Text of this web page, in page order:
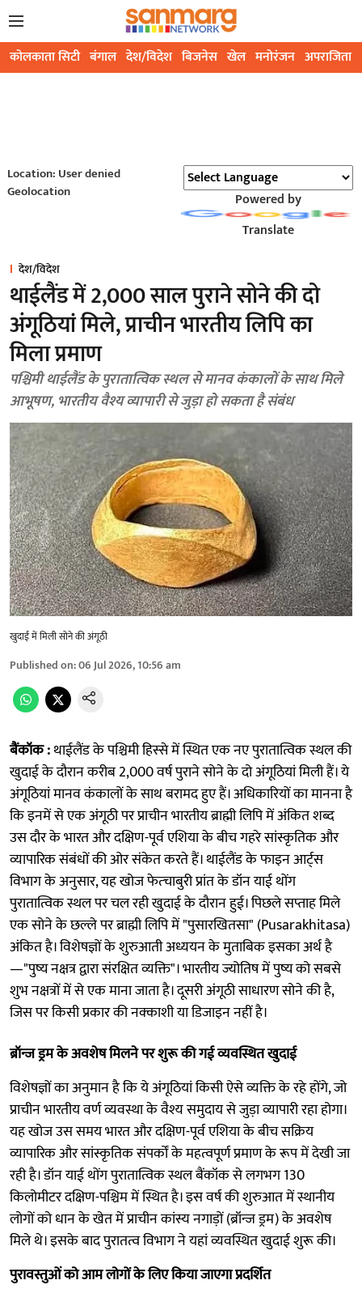
कोलकाता सिटी बंगाल देश/विदेश बिजनेस खेल मनोरंजन अपराजिता
Location: User denied
Geolocation
Powered by
Translate
देश/विदेश
थाईलैंड में 2,000 साल पुराने सोने की दो
अंगूठियां मिले, प्राचीन भारतीय लिपि का
मिला प्रमाण
पश्चिमी थाईलैंड के पुरातात्विक स्थल से मानव कंकालों के साथ मिले
आभूषण, भारतीय वैश्य व्यापारी से जुड़ा हो सकता है संबंध
खुदाई में मिली सोने की अंगूठी
Published on:06 Jul 2026, 10:56 am
बैंकॉक :थाईलैंड के पश्चिमी हिस्से में स्थित एक नए पुरातात्विक स्थल की
खुदाई के दौरान करीब 2,000 वर्ष पुराने सोने के दो अंगूठियां मिली हैं। ये
अंगूठियां मानव कंकालों के साथ बरामद हुए हैं। अधिकारियों का मानना है
कि इनमें से एक अंगूठी पर प्राचीन भारतीय ब्राह्मी लिपि में अंकित शब्द
उस दौर के भारत और दक्षिण-पूर्व एशिया के बीच गहरे सांस्कृतिक और
व्यापारिक संबंधों की ओर संकेत करते हैं। थाईलैंड के फाइन आर्ट्स
विभाग के अनुसार, यह खोज फेत्चाबुरी प्रांत के डॉन याई थोंग
पुरातात्विक स्थल पर चल रही खुदाई के दौरान हुई। पिछले सप्ताह मिले
एक सोने के छल्ले पर ब्राह्मी लिपि में "पुसारखितसा" (Pusarakhitasa)
अंकित है। विशेषज्ञों के शुरुआती अध्ययन के मुताबिक इसका अर्थ है
—"पुष्य नक्षत्र द्वारा संरक्षित व्यक्ति"। भारतीय ज्योतिष में पुष्य को सबसे
शुभ नक्षत्रों में से एक माना जाता है। दूसरी अंगूठी साधारण सोने की है,
जिस पर किसी प्रकार की नक्काशी या डिजाइन नहीं है।
ब्रॉन्ज ड्रम के अवशेष मिलने पर शुरू की गई व्यवस्थित खुदाई
विशेषज्ञों का अनुमान है कि ये अंगूठियां किसी ऐसे व्यक्ति के रहे होंगे, जो
प्राचीन भारतीय वर्ण व्यवस्था के वैश्य समुदाय से जुड़ा व्यापारी रहा होगा।
यह खोज उस समय भारत और दक्षिण-पूर्व एशिया के बीच सक्रिय
व्यापारिक और सांस्कृतिक संपर्कों के महत्वपूर्ण प्रमाण के रूप में देखी जा
रही है। डॉन याई थोंग पुरातात्विक स्थल बैंकॉक से लगभग 130
किलोमीटर दक्षिण-पश्चिम में स्थित है। इस वर्ष की शुरुआत में स्थानीय
लोगों को धान के खेत में प्राचीन कांस्य नगाड़ों (ब्रॉन्ज ड्रम) के अवशेष
मिले थे। इसके बाद पुरातत्व विभाग ने यहां व्यवस्थित खुदाई शुरू की।
पुरावस्तुओं को आम लोगों के लिए किया जाएगा प्रदर्शित